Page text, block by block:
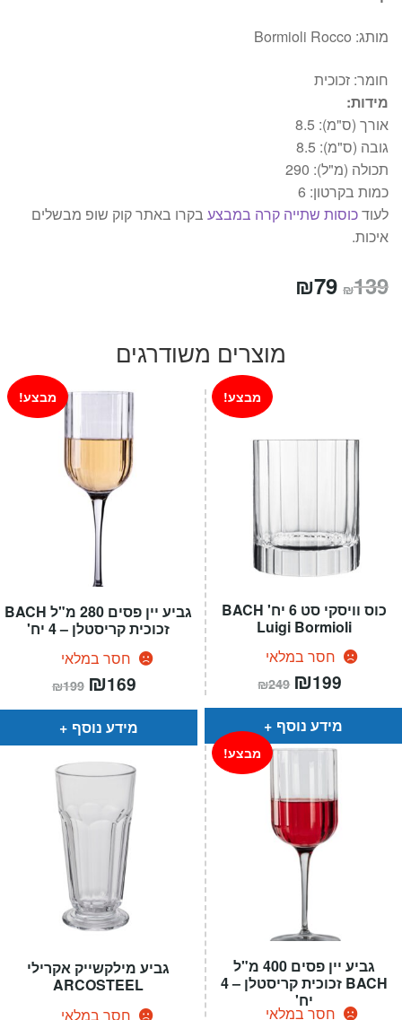
מותג: Bormioli Rocco
חומר: זכוכית
מידות:
אורך (ס"מ): 8.5
גובה (ס"מ): 8.5
תכולה (מ"ל): 290
כמות בקרטון: 6
לעודכוסות שתייה קרה במבצע בקרו באתר קוק שופ מבשלים
איכות.
₪139 המחיר
₪79
הוא:
₪79.
מוצרים משודרגים
גביע יין פסים 280 מ"ל BACH
זכוכית קריסטלן – 4 יח'
חסר במלאי
מבצע!
₪199 המחיר
המקורי
היה:
₪199.
₪169
הוא:
מידע נוסף
כוס וויסקי סט 6 יח' BACH
Luigi Bormioli
חסר במלאי
מבצע!
₪249 המחיר
המקורי
היה:
₪249.
₪199
הוא:
מידע נוסף
גביע מילקשייק אקרילי
ARCOSTEEL
חסר במלאי
גביע יין פסים 400 מ"ל
BACH זכוכית קריסטלן – 4
יח'
חסר במלאי
מבצע!